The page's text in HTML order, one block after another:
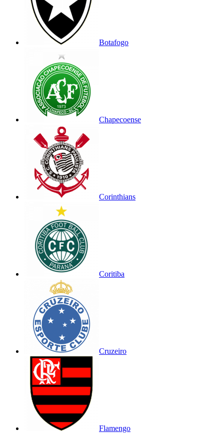
Botafogo
Chapecoense
Corinthians
Coritiba
Cruzeiro
Flamengo